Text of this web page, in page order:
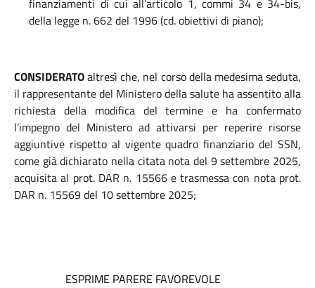
finanziamenti di cui all’articolo 1, commi 34 e 34-bis,
della legge n. 662 del 1996 (cd. obiettivi di piano);
CONSIDERATOaltresì che, nel corso della medesima seduta,
il rappresentante del Ministero della salute ha assentito alla
richiesta della modifica del termine e ha confermato
l’impegno del Ministero ad attivarsi per reperire risorse
aggiuntive rispetto al vigente quadro finanziario del SSN,
come già dichiarato nella citata nota del 9 settembre 2025,
acquisita al prot. DAR n. 15566 e trasmessa con nota prot.
DAR n. 15569 del 10 settembre 2025;
ESPRIME PARERE FAVOREVOLE